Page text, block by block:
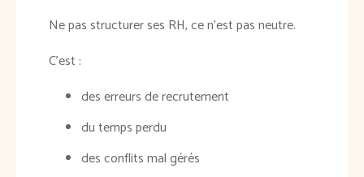
Ne pas structurer ses RH, ce n’est pas neutre.
C’est :
des erreurs de recrutement
du temps perdu
des conflits mal gérés